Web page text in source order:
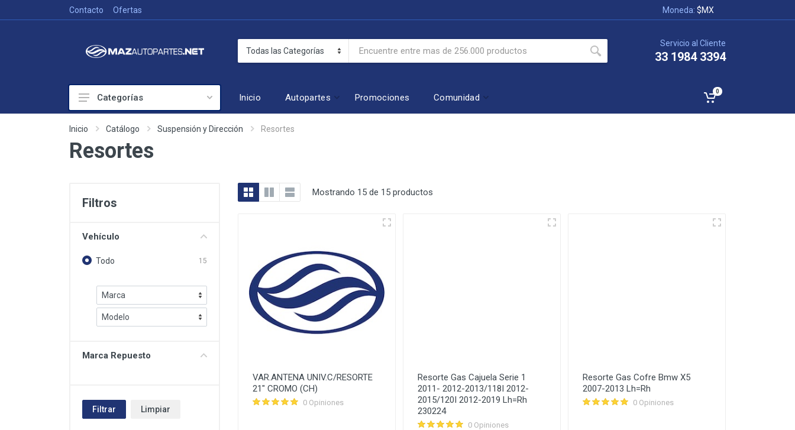
Contacto Ofertas Moneda: $MX
Servicio al Cliente
33 1984 3394
Colisión
Accesorios de exterior
Mecánica
Eléctrico
Categorías Inicio Autopartes Promociones Comunidad
0
Inicio Catálogo Suspensión y Dirección Resortes
Resortes
Filtros
Vehículo
Todo 15
Marca Repuesto
Filtrar Limpiar
Mostrando 15 de 15 productos
VAR.ANTENA UNIV.C/RESORTE
21" CROMO (CH)
0 Opiniones
Resorte Gas Cajuela Serie 1
2011- 2012-2013/118I 2012-
2015/120I 2012-2019 Lh=Rh
230224
0 Opiniones
Resorte Gas Cofre Bmw X5
2007-2013 Lh=Rh
0 Opiniones